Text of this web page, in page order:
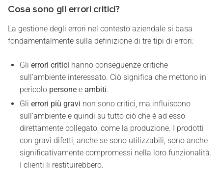
Cosa sono gli errori critici?
La gestione degli errori nel contesto aziendale si basa
fondamentalmente sulla definizione di tre tipi di errori:
Gli errori critici hanno conseguenze critiche
sull’ambiente interessato. Ciò significa che mettono in
pericolo persone e ambiti.
Gli errori più gravi non sono critici, ma influiscono
sull’ambiente e quindi su tutto ciò che è ad esso
direttamente collegato, come la produzione. I prodotti
con gravi difetti, anche se sono utilizzabili, sono anche
significativamente compromessi nella loro funzionalità.
I clienti li restituirebbero.